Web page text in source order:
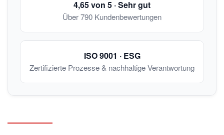
4,65 von 5 · Sehr gut
Über 790 Kundenbewertungen
ISO 9001 · ESG
Zertifizierte Prozesse & nachhaltige Verantwortung